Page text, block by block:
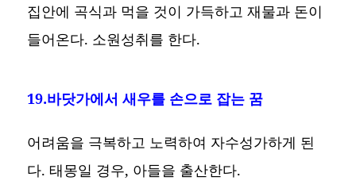
집안에 곡식과 먹을 것이 가득하고 재물과 돈이
들어온다. 소원성취를 한다.
19.바닷가에서 새우를 손으로 잡는 꿈
어려움을 극복하고 노력하여 자수성가하게 된
다. 태몽일 경우, 아들을 출산한다.